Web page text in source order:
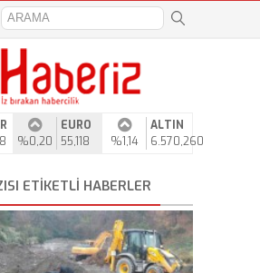
%0,20
EURO
55,118
%1,14
ALTIN
6.570,260
ETIKETLI HABERLER